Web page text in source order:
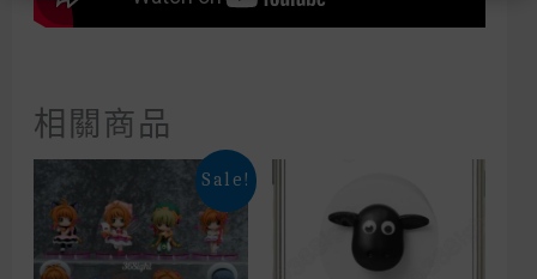
相關商品
Sale!